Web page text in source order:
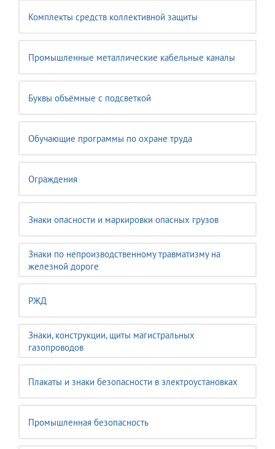
Комплекты средств коллективной защиты
Промышленные металлические кабельные каналы
Буквы объёмные с подсветкой
Обучающие программы по охране труда
Ограждения
Знаки опасности и маркировки опасных грузов
Знаки по непроизводственному травматизму на
железной дороге
РЖД
Знаки, конструкции, щиты магистральных
газопроводов
Плакаты и знаки безопасности в электроустановках
Промышленная безопасность